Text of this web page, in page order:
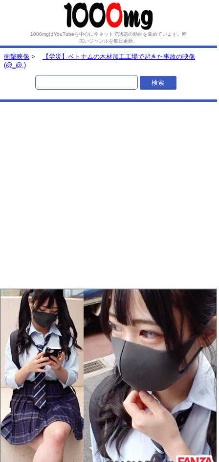
1000mgはYouTubeを中心に今ネットで話題の動画を集めています。 幅
広いジャンルを毎日更新。
衝撃映像 >
【労災】ベトナムの木材加工工場で起きた事故の映像
(@_@;)